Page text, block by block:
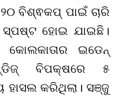
ବିଶ୍ଵକପ୍ ପାଇଁ ଚାରି
ହୋଇ ଯାଇଛି।
ଇଡେନ୍
ବିପକ୍ଷରେ ୫
କରିଥିଲା। ସଞ୍ଜୁ